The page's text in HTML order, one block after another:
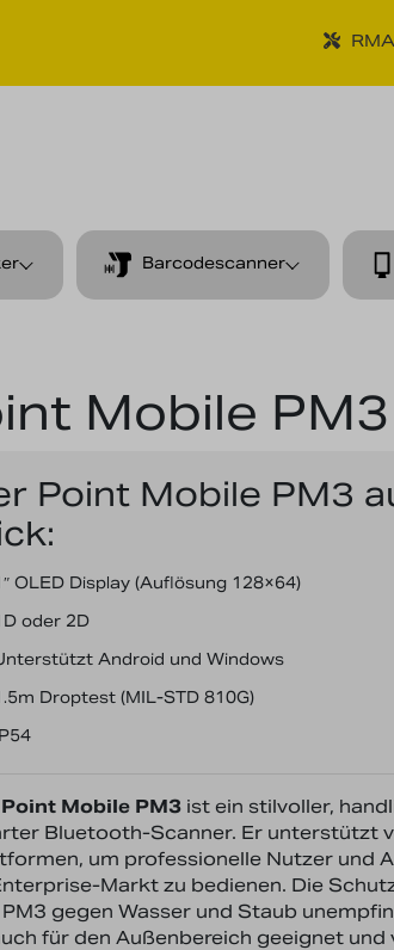
RMA
Barcodescanner
Mobile PM3
Point Mobile PM3
OLED Display (Auflösung 128×64)
oder 2D
Android und Windows
Droptest (MIL-STD 810G)
Point Mobile PM3 ist ein stilvoller,
Bluetooth-Scanner. Er unterstützt
um professionelle Nutzer und
Markt zu bedienen. Die
gegen Wasser und Staub
für den Außenbereich geeignet und